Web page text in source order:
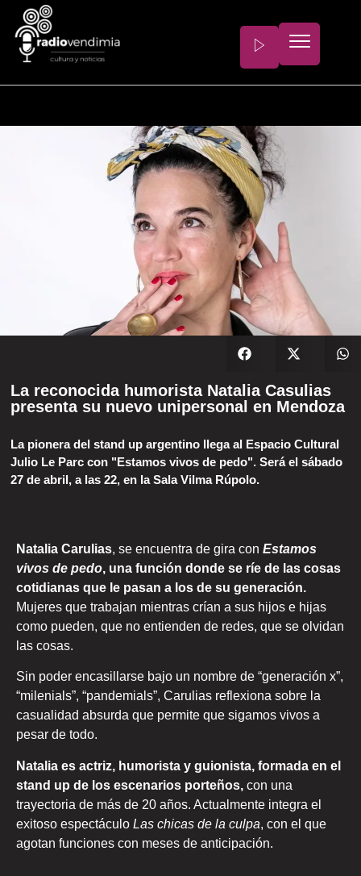
La reconocida humorista Natalia Casulias
presenta su nuevo unipersonal en Mendoza
La pionera del stand up argentino llega al Espacio Cultural
Julio Le Parc con "Estamos vivos de pedo". Será el sábado
27 de abril, a las 22, en la Sala Vilma Rúpolo.
Natalia Carulias, se encuentra de gira con Estamos
vivos de pedo, una función donde se ríe de las cosas
cotidianas que le pasan a los de su generación.
Mujeres que trabajan mientras crían a sus hijos e hijas
como pueden, que no entienden de redes, que se olvidan
las cosas.
Sin poder encasillarse bajo un nombre de “generación x”,
“milenials”, “pandemials”, Carulias reflexiona sobre la
casualidad absurda que permite que sigamos vivos a
pesar de todo.
Natalia es actriz, humorista y guionista, formada en el
stand up de los escenarios porteños, con una
trayectoria de más de 20 años. Actualmente integra el
exitoso espectáculo Las chicas de la culpa, con el que
agotan funciones con meses de anticipación.